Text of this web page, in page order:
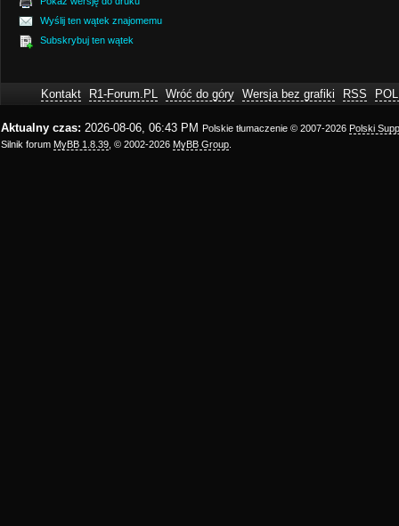
Wyślij ten wątek znajomemu
Subskrybuj ten wątek
Kontakt R1-Forum.PL Wróć do góry Wersja bez grafiki RSS
Aktualny czas: 2026-08-06, 06:43 PM Polskie tłumaczenie © 2007-2026 Polski
Silnik forum MyBB 1.8.39 , © 2002-2026 MyBB Group